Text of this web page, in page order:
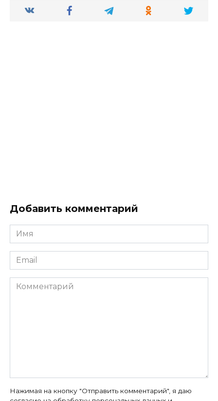
Добавить комментарий
Имя
*
Email
*
Комментарий
Нажимая на кнопку "Отправить комментарий", я даю